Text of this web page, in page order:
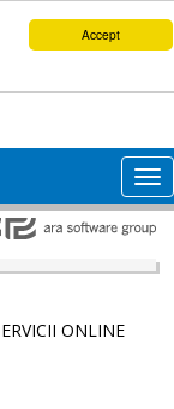
Accept
ONLINE